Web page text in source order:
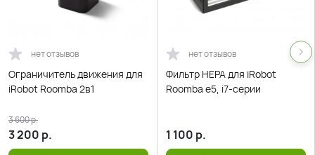
нет отзывов
Ограничитель движения для
iRobot Roomba 2в1
3 200 р.
3 600р.
нет отзывов
Фильтр HEPA для iRobot
Roomba e5, i7-серии
1 100 р.